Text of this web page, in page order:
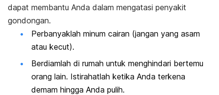
dapat membantu Anda dalam mengatasi penyakit
gondongan.
Perbanyaklah minum cairan (jangan yang asam
atau kecut).
Berdiamlah di rumah untuk menghindari bertemu
orang lain. Istirahatlah ketika Anda terkena
demam hingga Anda pulih.